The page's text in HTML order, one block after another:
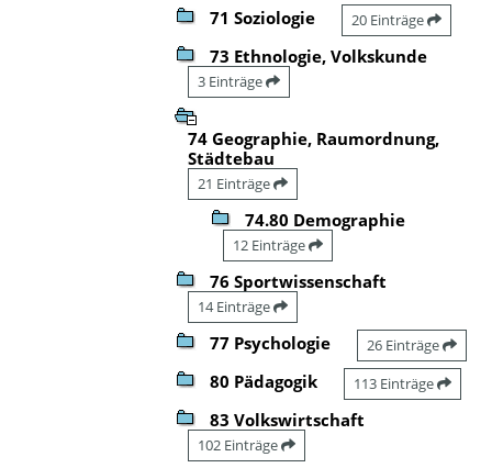
71 Soziologie 20 Einträge
73 Ethnologie, Volkskunde
3 Einträge
74 Geographie, Raumordnung,
Städtebau
21 Einträge
74.80 Demographie
12 Einträge
76 Sportwissenschaft
14 Einträge
77 Psychologie 26 Einträge
80 Pädagogik 113 Einträge
83 Volkswirtschaft
102 Einträge